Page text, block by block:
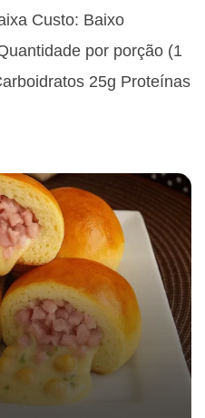
Custo: Baixo
por porção (1
25g Proteínas